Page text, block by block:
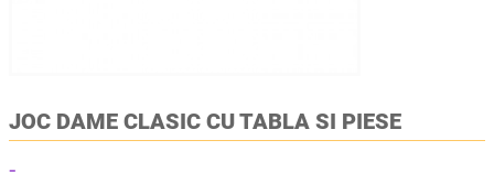
JOC DAME CLASIC CU TABLA SI PIESE
-